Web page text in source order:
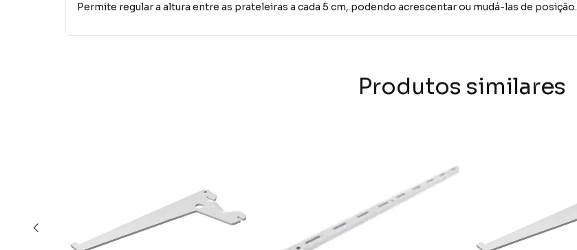
Permite regular a altura entre as prateleiras a cada 5 cm, podendo acrescentar ou mudá-las de posição.
Produtos similares